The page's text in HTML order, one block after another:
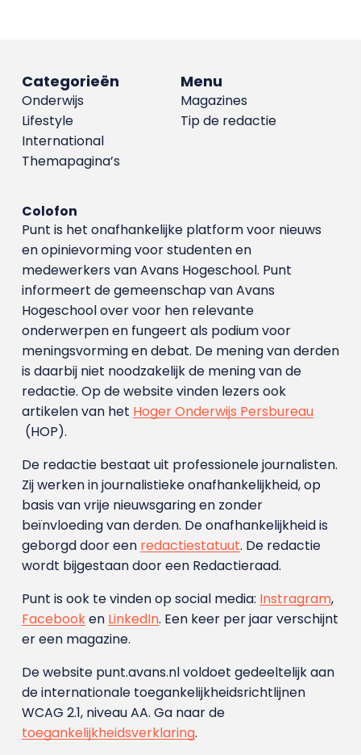
Menu
Magazines
Tip de redactie
Categorieën
Onderwijs
Lifestyle
International
Themapagina’s
Colofon
Punt is het onafhankelijke platform voor nieuws
en opinievorming voor studenten en
medewerkers van Avans Hoge­school. Punt
informeert de gemeenschap van Avans
Hogeschool over voor hen relevante
onderwerpen en fungeert als podium voor
meningsvorming en debat. De mening van derden
is daarbij niet noodzakelijk de mening van de
redactie. Op de website vinden lezers ook
artikelen van het Hoger Onderwijs Persbureau
(HOP).
De redactie bestaat uit professionele journalisten.
Zij werken in journalistieke onafhankelijkheid, op
basis van vrije nieuwsgaring en zonder
beïnvloeding van derden. De onafhankelijkheid is
geborgd door een redactiestatuut. De redactie
wordt bijgestaan door een Redactieraad.
Punt is ook te vinden op social media: Instragram,
Facebooken LinkedIn. Een keer per jaar verschijnt
er een magazine.
De website punt.avans.nl voldoet gedeeltelijk aan
de internationale toegankelijkheidsrichtlijnen
WCAG 2.1, niveau AA. Ga naar de
toegankelijkheidsverklaring.